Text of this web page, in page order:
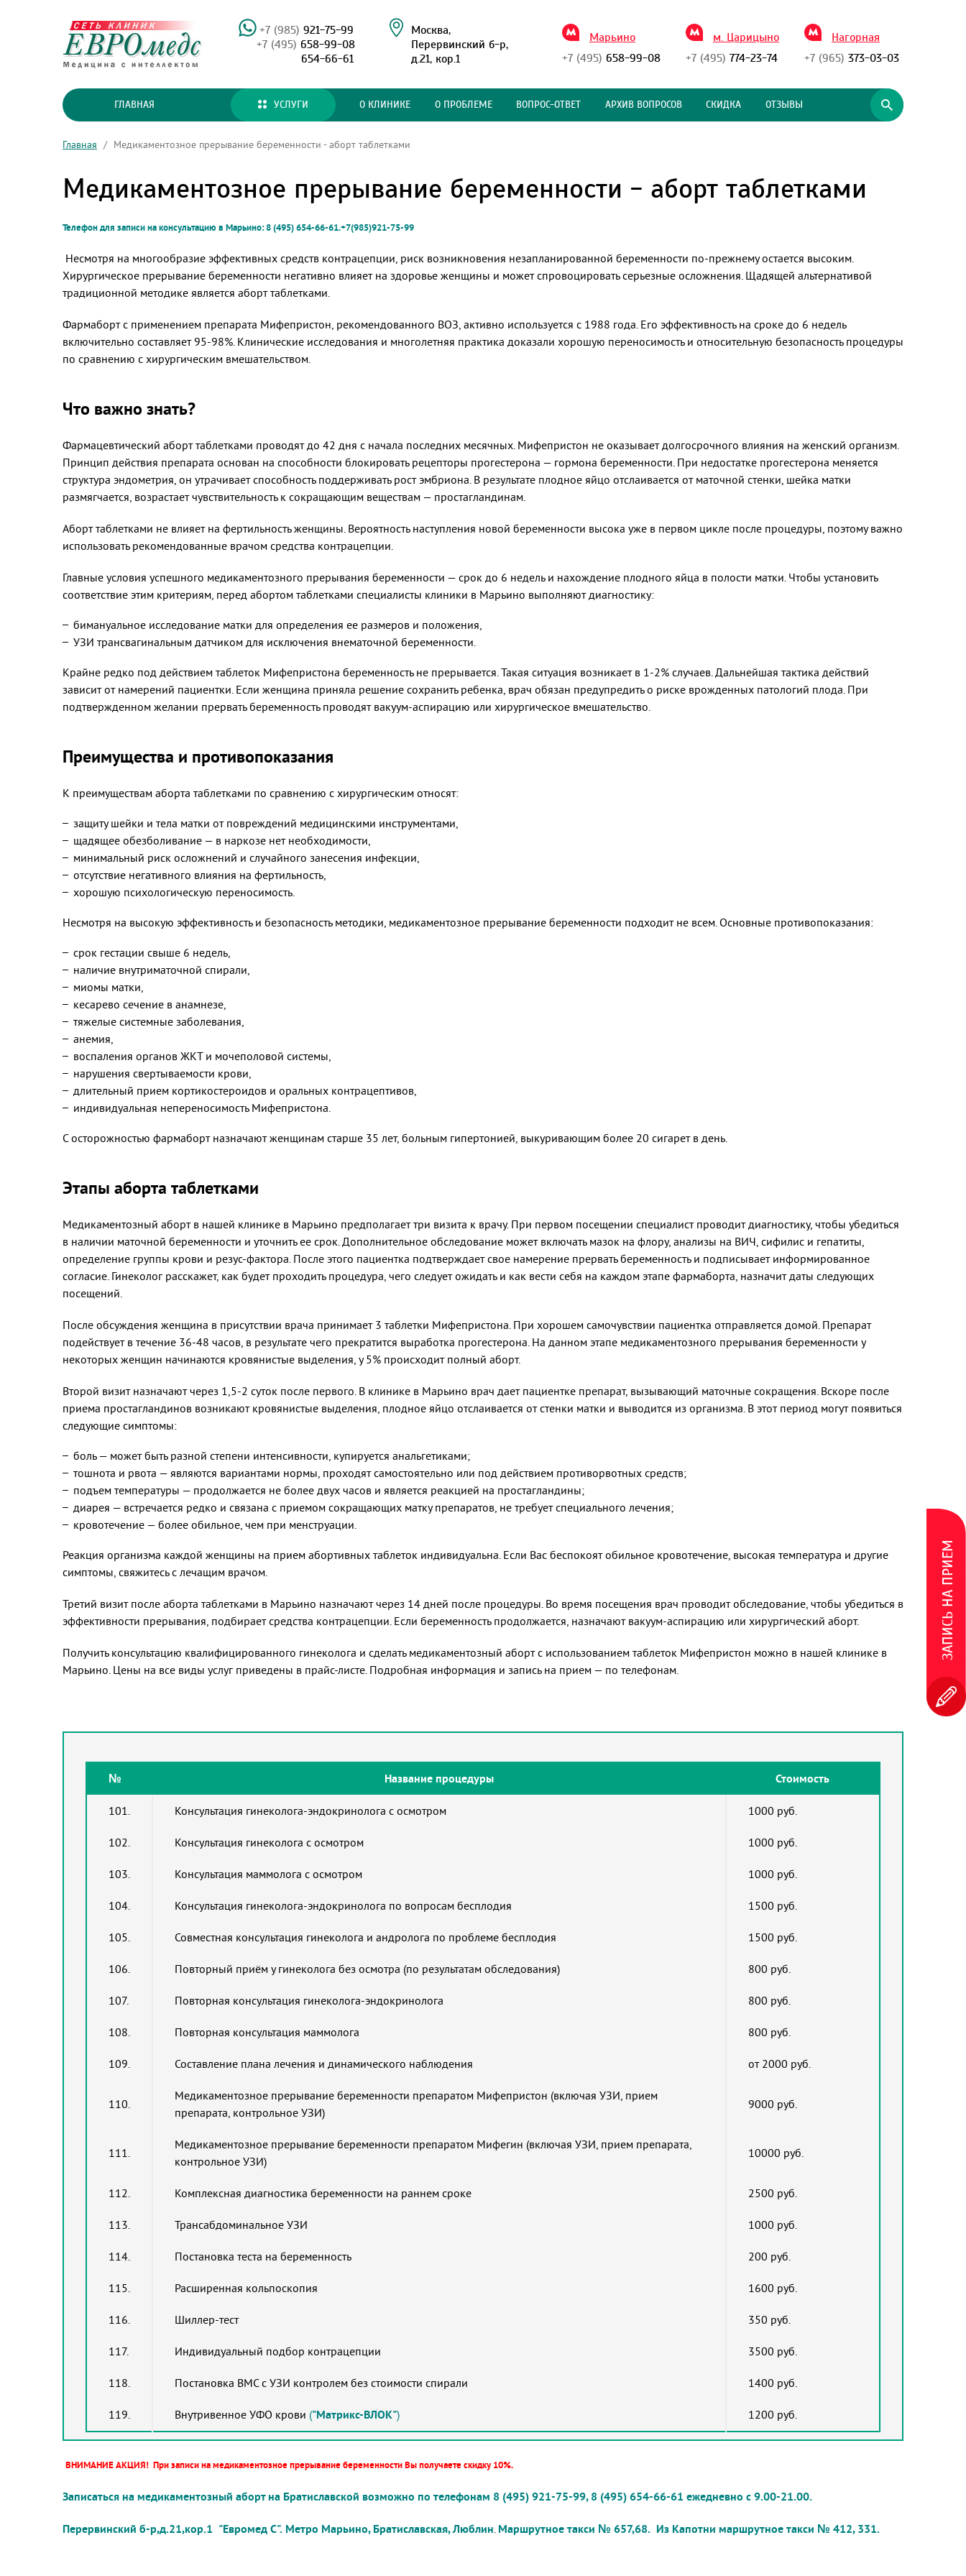
+7 (985) 921-75-99
+7 (495) 658-99-08
654-66-61
Москва,
Перервинский б-р,
д.21, кор.1
Марьино
+7 (495) 658-99-08
м. Царицыно
+7 (495) 774-23-74
Нагорная
+7 (965) 373-03-03
ГЛАВНАЯ УСЛУГИ О КЛИНИКЕ О ПРОБЛЕМЕ ВОПРОС-ОТВЕТ АРХИВ ВОПРОСОВ СКИДКА ОТЗЫВЫ
Главная / Медикаментозное прерывание беременности - аборт таблетками
Медикаментозное прерывание беременности - аборт таблетками
Телефон для записи на консультацию в Марьино: 8 (495) 654-66-61.+7(985)921-75-99
Несмотря на многообразие эффективных средств контрацепции, риск возникновения незапланированной беременности по-прежнему остается высоким.
Хирургическое прерывание беременности негативно влияет на здоровье женщины и может спровоцировать серьезные осложнения. Щадящей альтернативой
традиционной методике является аборт таблетками.
Фармаборт с применением препарата Мифепристон, рекомендованного ВОЗ, активно используется с 1988 года. Его эффективность на сроке до 6 недель
включительно составляет 95-98%. Клинические исследования и многолетняя практика доказали хорошую переносимость и относительную безопасность процедуры
по сравнению с хирургическим вмешательством.
Что важно знать?
Фармацевтический аборт таблетками проводят до 42 дня с начала последних месячных. Мифепристон не оказывает долгосрочного влияния на женский организм.
Принцип действия препарата основан на способности блокировать рецепторы прогестерона — гормона беременности. При недостатке прогестерона меняется
структура эндометрия, он утрачивает способность поддерживать рост эмбриона. В результате плодное яйцо отслаивается от маточной стенки, шейка матки
размягчается, возрастает чувствительность к сокращающим веществам — простагландинам.
Аборт таблетками не влияет на фертильность женщины. Вероятность наступления новой беременности высока уже в первом цикле после процедуры, поэтому важно
использовать рекомендованные врачом средства контрацепции.
Главные условия успешного медикаментозного прерывания беременности — срок до 6 недель и нахождение плодного яйца в полости матки. Чтобы установить
соответствие этим критериям, перед абортом таблетками специалисты клиники в Марьино выполняют диагностику:
бимануальное исследование матки для определения ее размеров и положения,
УЗИ трансвагинальным датчиком для исключения внематочной беременности.
Крайне редко под действием таблеток Мифепристона беременность не прерывается. Такая ситуация возникает в 1-2% случаев. Дальнейшая тактика действий
зависит от намерений пациентки. Если женщина приняла решение сохранить ребенка, врач обязан предупредить о риске врожденных патологий плода. При
подтвержденном желании прервать беременность проводят вакуум-аспирацию или хирургическое вмешательство.
Преимущества и противопоказания
К преимуществам аборта таблетками по сравнению с хирургическим относят:
защиту шейки и тела матки от повреждений медицинскими инструментами,
щадящее обезболивание — в наркозе нет необходимости,
минимальный риск осложнений и случайного занесения инфекции,
отсутствие негативного влияния на фертильность,
хорошую психологическую переносимость.
Несмотря на высокую эффективность и безопасность методики, медикаментозное прерывание беременности подходит не всем. Основные противопоказания:
срок гестации свыше 6 недель,
наличие внутриматочной спирали,
миомы матки,
кесарево сечение в анамнезе,
тяжелые системные заболевания,
анемия,
воспаления органов ЖКТ и мочеполовой системы,
нарушения свертываемости крови,
длительный прием кортикостероидов и оральных контрацептивов,
индивидуальная непереносимость Мифепристона.
С осторожностью фармаборт назначают женщинам старше 35 лет, больным гипертонией, выкуривающим более 20 сигарет в день.
Этапы аборта таблетками
Медикаментозный аборт в нашей клинике в Марьино предполагает три визита к врачу. При первом посещении специалист проводит диагностику, чтобы убедиться
в наличии маточной беременности и уточнить ее срок. Дополнительное обследование может включать мазок на флору, анализы на ВИЧ, сифилис и гепатиты,
определение группы крови и резус-фактора. После этого пациентка подтверждает свое намерение прервать беременность и подписывает информированное
согласие. Гинеколог расскажет, как будет проходить процедура, чего следует ожидать и как вести себя на каждом этапе фармаборта, назначит даты следующих
посещений.
После обсуждения женщина в присутствии врача принимает 3 таблетки Мифепристона. При хорошем самочувствии пациентка отправляется домой. Препарат
подействует в течение 36-48 часов, в результате чего прекратится выработка прогестерона. На данном этапе медикаментозного прерывания беременности у
некоторых женщин начинаются кровянистые выделения, у 5% происходит полный аборт.
Второй визит назначают через 1,5-2 суток после первого. В клинике в Марьино врач дает пациентке препарат, вызывающий маточные сокращения. Вскоре после
приема простагландинов возникают кровянистые выделения, плодное яйцо отслаивается от стенки матки и выводится из организма. В этот период могут появиться
следующие симптомы:
боль — может быть разной степени интенсивности, купируется анальгетиками;
тошнота и рвота — являются вариантами нормы, проходят самостоятельно или под действием противорвотных средств;
подъем температуры — продолжается не более двух часов и является реакцией на простагландины;
диарея — встречается редко и связана с приемом сокращающих матку препаратов, не требует специального лечения;
кровотечение — более обильное, чем при менструации.
Реакция организма каждой женщины на прием абортивных таблеток индивидуальна. Если Вас беспокоят обильное кровотечение, высокая температура и другие
симптомы, свяжитесь с лечащим врачом.
Третий визит после аборта таблетками в Марьино назначают через 14 дней после процедуры. Во время посещения врач проводит обследование, чтобы убедиться в
эффективности прерывания, подбирает средства контрацепции. Если беременность продолжается, назначают вакуум-аспирацию или хирургический аборт.
Получить консультацию квалифицированного гинеколога и сделать медикаментозный аборт с использованием таблеток Мифепристон можно в нашей клинике в
Марьино. Цены на все виды услуг приведены в прайс-листе. Подробная информация и запись на прием — по телефонам.
№ Название процедуры Стоимость
101. Консультация гинеколога-эндокринолога с осмотром 1000 руб.
102. Консультация гинеколога с осмотром 1000 руб.
103. Консультация маммолога с осмотром 1000 руб.
104. Консультация гинеколога-эндокринолога по вопросам бесплодия 1500 руб.
105. Совместная консультация гинеколога и андролога по проблеме бесплодия 1500 руб.
106. Повторный приём у гинеколога без осмотра (по результатам обследования) 800 руб.
107. Повторная консультация гинеколога-эндокринолога 800 руб.
108. Повторная консультация маммолога 800 руб.
109. Составление плана лечения и динамического наблюдения от 2000 руб.
110.
Медикаментозное прерывание беременности препаратом Мифепристон (включая УЗИ, прием
препарата, контрольное УЗИ)
9000 руб.
111.
Медикаментозное прерывание беременности препаратом Мифегин (включая УЗИ, прием препарата,
контрольное УЗИ)
10000 руб.
112. Комплексная диагностика беременности на раннем сроке 2500 руб.
113. Трансабдоминальное УЗИ 1000 руб.
114. Постановка теста на беременность 200 руб.
115. Расширенная кольпоскопия 1600 руб.
116. Шиллер-тест 350 руб.
117. Индивидуальный подбор контрацепции 3500 руб.
118. Постановка ВМС с УЗИ контролем без стоимости спирали 1400 руб.
119. Внутривенное УФО крови ("Матрикс-ВЛОК") 1200 руб.
ВНИМАНИЕ АКЦИЯ! При записи на медикаментозное прерывание беременности Вы получаете скидку10%.
Записаться на медикаментозный аборт на Братиславской возможно по телефонам 8 (495) 921-75-99, 8 (495) 654-66-61 ежедневно с 9.00-21.00.
Перервинский б-р,д.21,кор.1 "Евромед С". Метро Марьино, Братиславская, Люблин. Маршрутное такси № 657,68. Из Капотни маршрутное такси № 412, 331.
ЗАПИСЬ НА ПРИЕМ